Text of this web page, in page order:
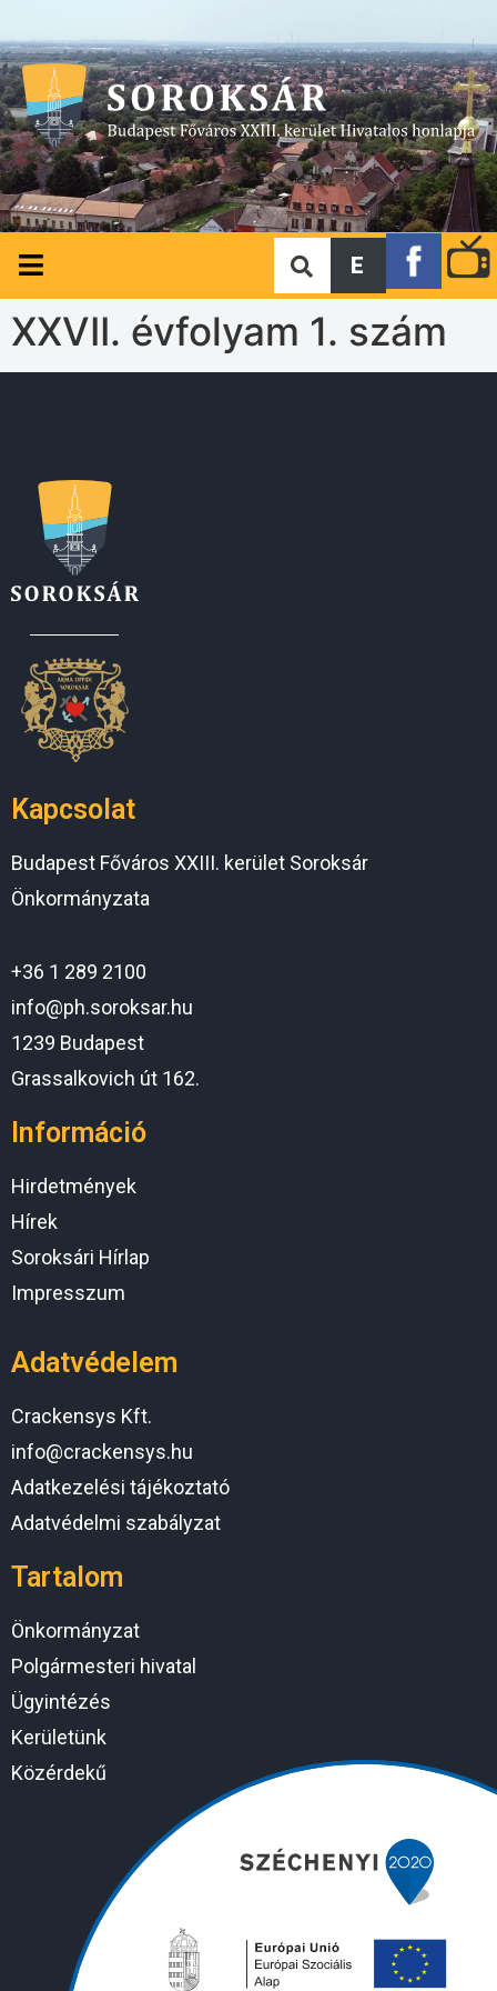
E
XXVII. évfolyam 1. szám
Kapcsolat
Budapest Főváros XXIII. kerület Soroksár
Önkormányzata
+36 1 289 2100
info@ph.soroksar.hu
1239 Budapest
Grassalkovich út 162.
Információ
Hirdetmények
Hírek
Soroksári Hírlap
Impresszum
Adatvédelem
Crackensys Kft.
info@crackensys.hu
Adatkezelési tájékoztató
Adatvédelmi szabályzat
Tartalom
Önkormányzat
Polgármesteri hivatal
Ügyintézés
Kerületünk
Közérdekű